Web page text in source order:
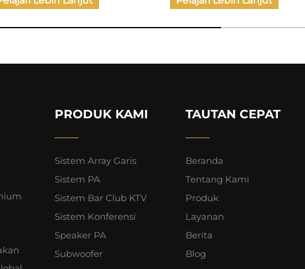
PRODUK KAMI
Sistem Array Garis
Sistem PA
Sistem Bar Club KTV
Sistem Konferensi
Speaker PA
Subwoofer
TAUTAN CEPAT
Beranda
Tentang Kami
Produk
Layanan
Berita
Blog